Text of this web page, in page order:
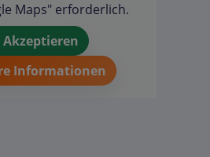
Maps" erforderlich.
Akzeptieren
Informationen